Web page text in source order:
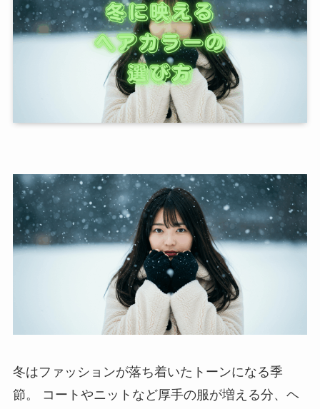
冬はファッションが落ち着いたトーンになる季
節。 コートやニットなど厚手の服が増える分、ヘ